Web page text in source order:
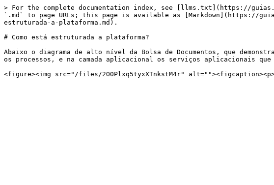
> For the complete documentation index, see [llms.txt](https://
`.md` to page URLs; this page is available as [Markdown](https://
estruturada-a-plataforma.md).
# Como está estruturada a plataforma?
Abaixo o diagrama de alto nível da Bolsa de Documentos, que
os processos, e na camada aplicacional os serviços aplicacionais que